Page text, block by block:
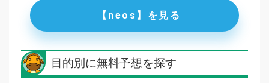
【neos】を見る
目的別に無料予想を探す